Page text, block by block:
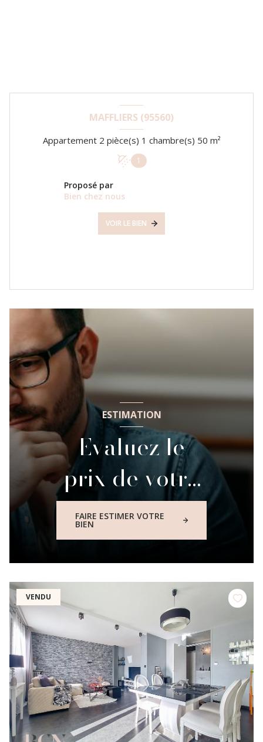
MAFFLIERS (95560)
Appartement 2 pièce(s) 1 chambre(s) 50 m²
1
Proposé par
Bien chez nous
VOIR LE BIEN
ESTIMATION
Evaluez le
prix de votre
bien
immobilier
FAIRE ESTIMER VOTRE
BIEN
VENDU